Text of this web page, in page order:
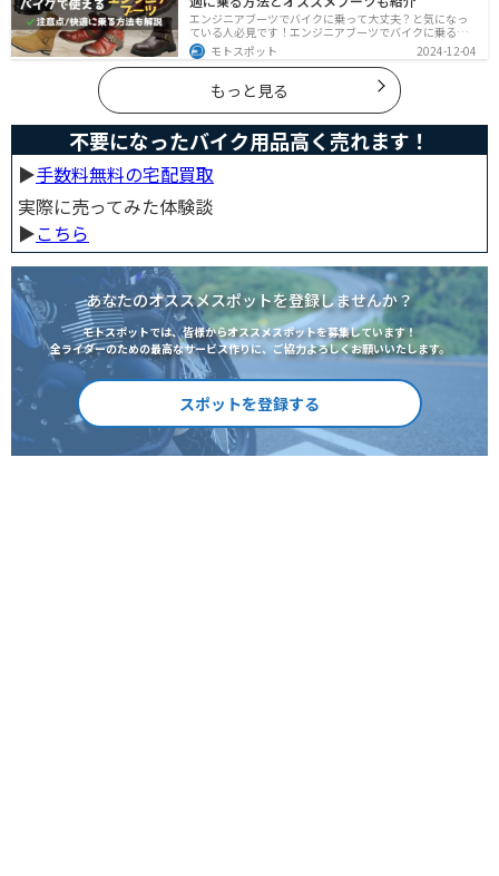
エンジニアブーツでバイクに乗って大丈夫？と気になっ
ている人必見です！エンジニアブーツでバイクに乗るメ
リットデメリット、おすすめのブーツまで徹底解説しま
す。ファッション性が高く、バイクに乗っている時もそ
うじゃない時もかっこよくキメたい人にオススメです。
モトスポット 2024-12-04
もっと見る
不要になったバイク用品高く売れます！
▶︎手数料無料の宅配買取
実際に売ってみた体験談
▶︎こちら
あなたのオススメスポットを登録しませんか？
モトスポットでは、皆様からオススメスポットを募集しています！
全ライダーのための最高なサービス作りに、ご協力よろしくお願いいたします。
スポットを登録する